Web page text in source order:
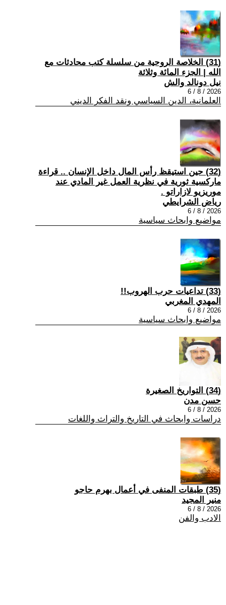
(31) الخلاصة الروحية من سلسلة كتب محادثات مع
الله | الجزء المائة وثلاثة
نيل دونالد والش
2026 / 8 / 6
العلمانية، الدين السياسي ونقد الفكر الديني
(32) حين استيقظ رأس المال داخل الإنسان .. قراءة
ماركسية ثورية في نظرية العمل غير المادي عند
موريزيو لازاراتو .
رياض الشرايطي
2026 / 8 / 6
مواضيع وابحاث سياسية
(33) تداعيات حرب الهروب!!
المهدي المغربي
2026 / 8 / 6
مواضيع وابحاث سياسية
(34) التواريخ الصغيرة
حسن مدن
2026 / 8 / 6
دراسات وابحاث في التاريخ والتراث واللغات
(35) طبقات المنفى في أعمال بهرم حاجو
منير المجيد
2026 / 8 / 6
الادب والفن